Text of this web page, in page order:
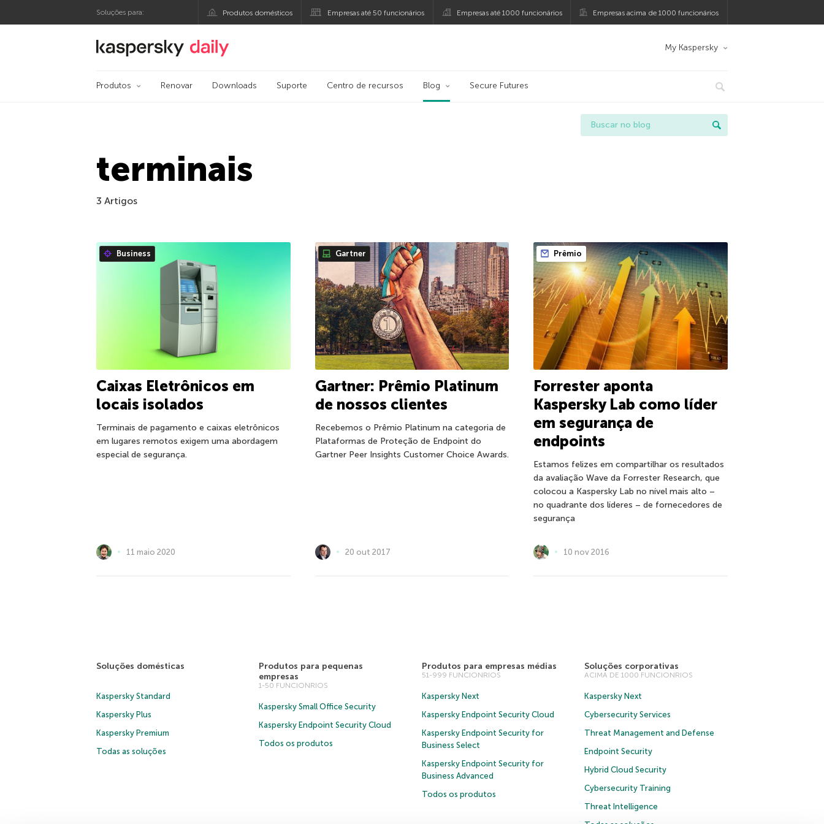
Soluções para: Produtos domésticos Empresas até 50 funcionários Empresas até 1000 funcionários Empresas acima de 1000 funcionários
Blog oficial da Kaspersky My Kaspersky
Produtos Renovar Downloads Suporte Centro de recursos Blog Secure Futures
terminais
3 Artigos
Business
Caixas Eletrônicos em
locais isolados
Terminais de pagamento e caixas eletrônicos
em lugares remotos exigem uma abordagem
especial de segurança.
11 maio 2020
Gartner
Gartner: Prêmio Platinum
de nossos clientes
Recebemos o Prêmio Platinum na categoria de
Plataformas de Proteção de Endpoint do
Gartner Peer Insights Customer Choice Awards.
20 out 2017
Prêmio
Forrester aponta
Kaspersky Lab como líder
em segurança de
endpoints
Estamos felizes em compartilhar os resultados
da avaliação Wave da Forrester Research, que
colocou a Kaspersky Lab no nível mais alto –
no quadrante dos líderes – de fornecedores de
segurança
10 nov 2016
Soluções domésticas
Kaspersky Standard
Kaspersky Plus
Kaspersky Premium
Todas as soluções
Produtos para pequenas
empresas
1-50 FUNCIONRIOS
Kaspersky Small Office Security
Kaspersky Endpoint Security Cloud
Todos os produtos
Produtos para empresas médias
51-999 FUNCIONRIOS
Kaspersky Next
Kaspersky Endpoint Security Cloud
Kaspersky Endpoint Security for
Business Select
Kaspersky Endpoint Security for
Business Advanced
Todos os produtos
Soluções corporativas
ACIMA DE 1000 FUNCIONRIOS
Kaspersky Next
Cybersecurity Services
Threat Management and Defense
Endpoint Security
Hybrid Cloud Security
Cybersecurity Training
Threat Intelligence